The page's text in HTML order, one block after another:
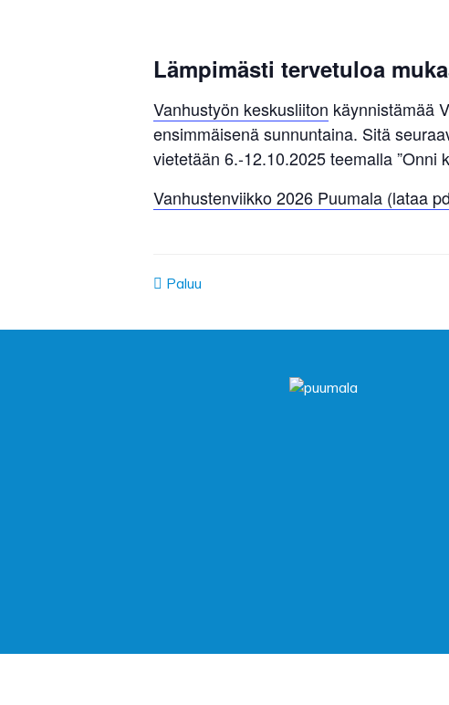
Lämpimästi tervetuloa
Vanhustyön keskusliiton käynnistämää
ensimmäisenä sunnuntaina. Sitä
vietetään 6.-12.10.2025 teemalla ”Onni
Vanhustenviikko 2026 Puumala (lataa
Paluu